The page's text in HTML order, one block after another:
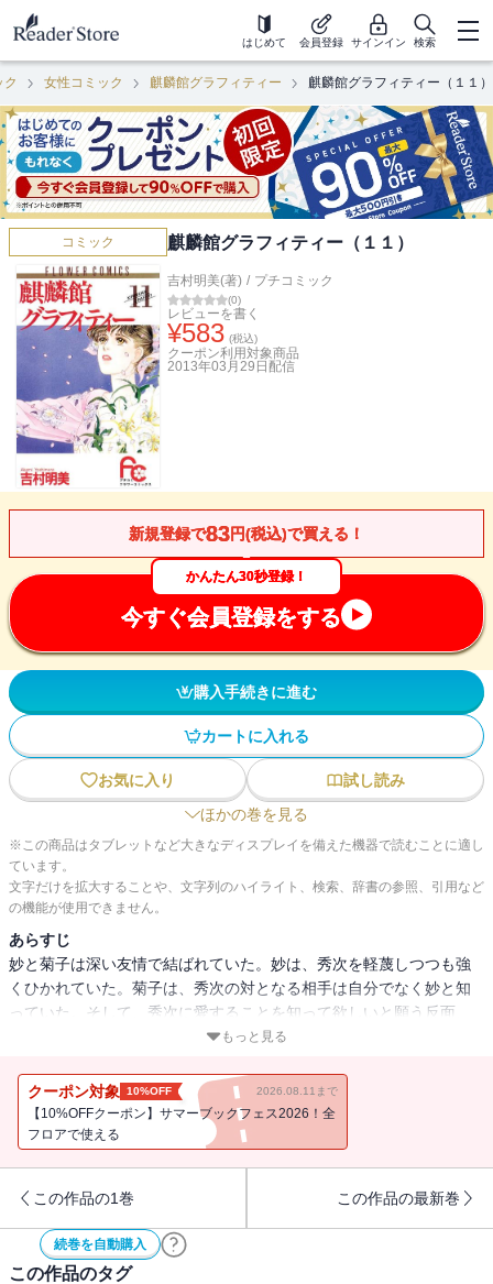
はじめて 会員登録 サインイン 検索
ク 女性コミック 麒麟館グラフィティー 麒麟館グラフィティー（１１）
コミック 麒麟館グラフィティー（１１）
吉村明美(著) / プチコミック
(0)
レビューを書く
¥583 (税込)
クーポン利用対象商品
2013年03月29日 配信
新規登録で83円(税込)で買える！
かんたん30秒登録！
今すぐ会員登録をする
購入手続きに進む
カートに入れる
お気に入り
試し読み
ほかの巻を見る
※この商品はタブレットなど大きなディスプレイを備えた機器で読むことに適し
ています。
文字だけを拡大することや、文字列のハイライト、検索、辞書の参照、引用など
の機能が使用できません。
あらすじ
妙と菊子は深い友情で結ばれていた。妙は、秀次を軽蔑しつつも強
くひかれていた。菊子は、秀次の対となる相手は自分でなく妙と知
っていた。そして、秀次に愛することを知って欲しいと願う反面、
意識の下に憎悪を堆積していた・・・・・・。
もっと見る
クーポン対象 10%OFF 2026.08.11まで
【10%OFFクーポン】サマーブックフェス2026！全
フロアで使える
この作品の1巻 この作品の最新巻
続巻を自動購入
この作品のタグ